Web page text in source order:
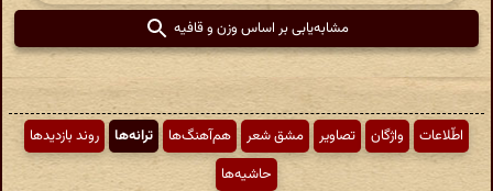
مشابه‌یابی بر اساس وزن و قافیه
اطّلاعات واژگان تصاویر مشق شعر هم‌آهنگ‌ها ترانه‌ها
روند بازدیدها
حاشیه‌ها